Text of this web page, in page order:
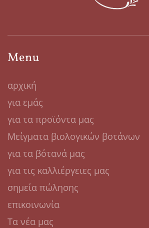
Menu
αρχική
για εμάς
για τα προϊόντα μας
Μείγματα βιολογικών βοτάνων
για τα βότανά μας
για τις καλλιέργειες μας
σημεία πώλησης
επικοινωνία
Τα νέα μας